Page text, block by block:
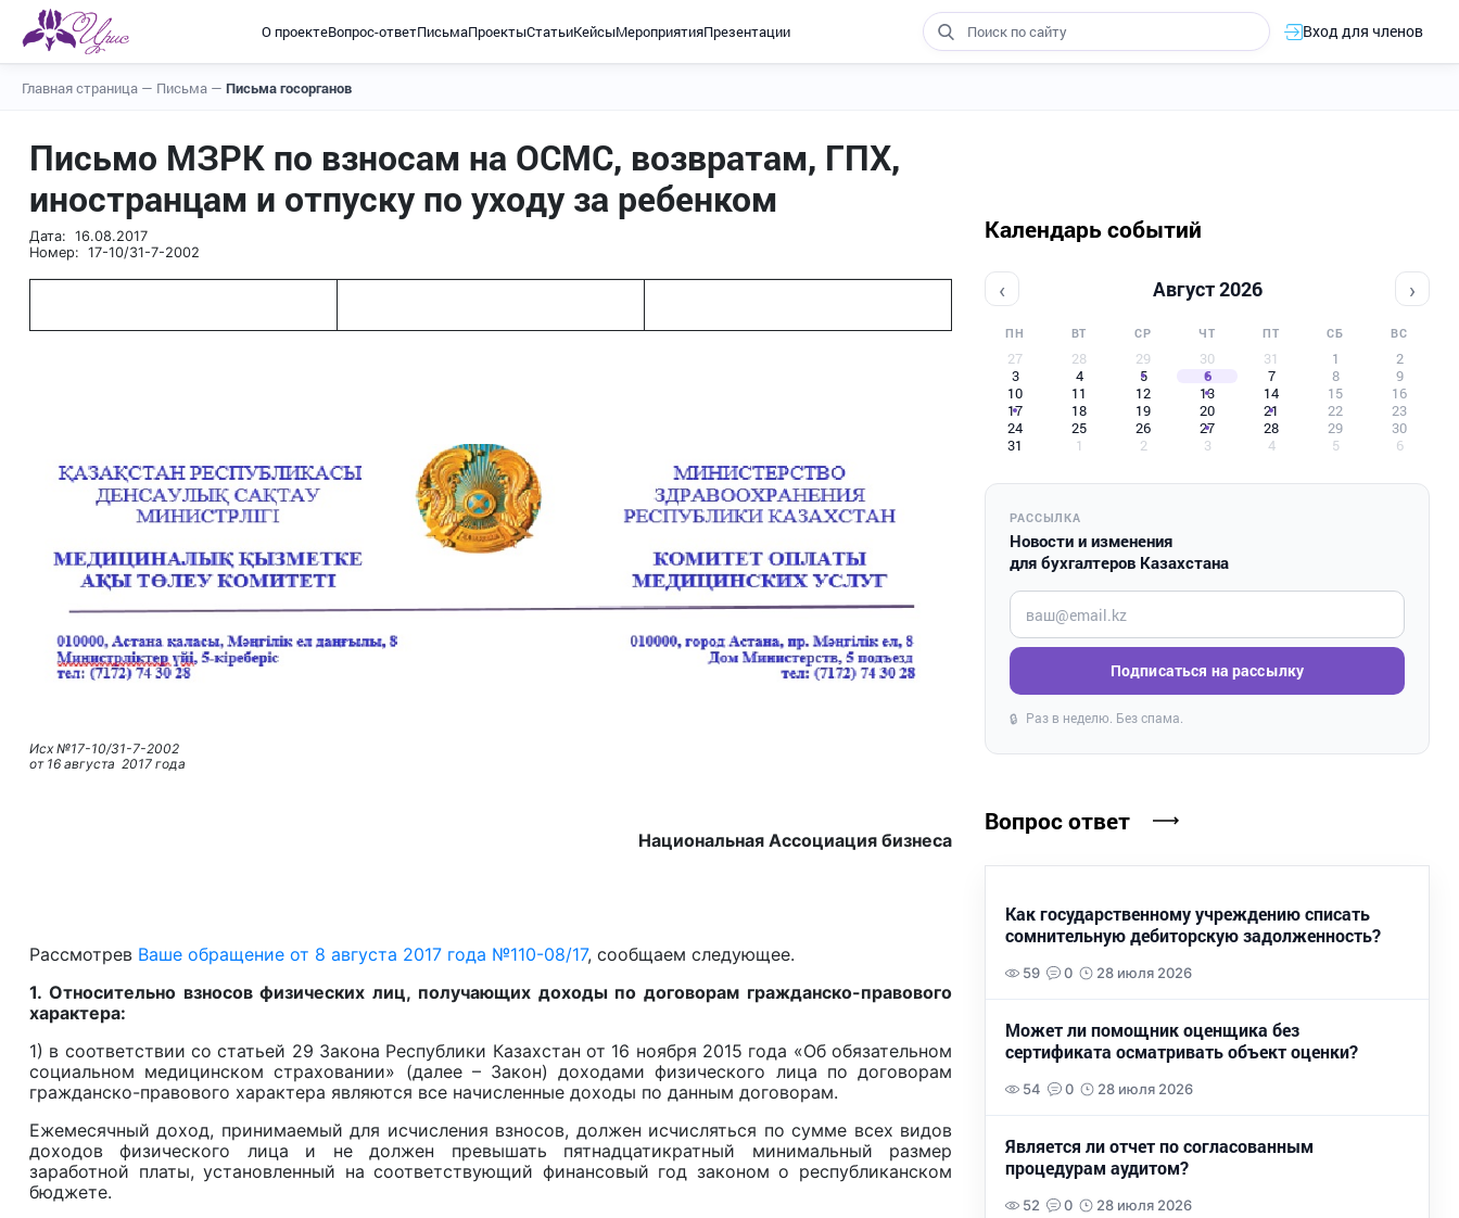
О проектеВопрос-ответПисьмаПроектыСтатьиКейсыМероприятияПрезентации Вход для членов
Главная страница — Письма — Письма госорганов
Письмо МЗРК по взносам на ОСМС, возвратам, ГПХ,
иностранцам и отпуску по уходу за ребенком
Дата: 16.08.2017
Номер: 17-10/31-7-2002
Исх №17-10/31-7-2002
от 16 августа 2017 года
Национальная Ассоциация бизнеса
Рассмотрев Ваше обращение от 8 августа 2017 года №110-08/17, сообщаем следующее.
1. Относительно взносов физических лиц, получающих доходы по договорам гражданско-правового
характера:
1) в соответствии со статьей 29 Закона Республики Казахстан от 16 ноября 2015 года «Об обязательном
социальном медицинском страховании» (далее – Закон) доходами физического лица по договорам
гражданско-правового характера являются все начисленные доходы по данным договорам.
Ежемесячный доход, принимаемый для исчисления взносов, должен исчисляться по сумме всех видов
доходов физического лица и не должен превышать пятнадцатикратный минимальный размер
заработной платы, установленный на соответствующий финансовый год законом о республиканском
бюджете.
Календарь событий
‹ Август 2026 ›
ПН ВТ СР ЧТ ПТ СБ ВС
27 28 29 30 31 1
2
3
4 5 6 7 8
9
10
11 12 13 14 15
16
17
18 19 20 21 22
23
24
25 26 27 28 29
30
31
1 2 3 4 5 6
РАССЫЛКА
Новости и изменения
для бухгалтеров Казахстана
Введите ваш e-mail
Подписаться на рассылку
🔒 Раз в неделю. Без спама.
Вопрос ответ
Как государственному учреждению списать
сомнительную дебиторскую задолженность?
59 0 28 июля 2026
Может ли помощник оценщика без
сертификата осматривать объект оценки?
54 0 28 июля 2026
Является ли отчет по согласованным
процедурам аудитом?
52 0 28 июля 2026